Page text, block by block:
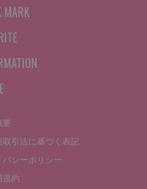
MARK
要
取引法に基づく表記
バシーポリシー
規約